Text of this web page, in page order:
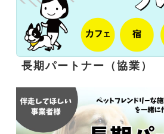
長期パートナー（協業）